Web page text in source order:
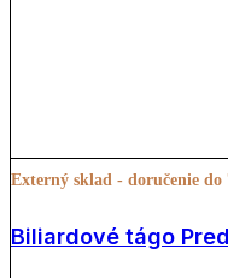
Externý sklad - doručenie do
Biliardové tágo